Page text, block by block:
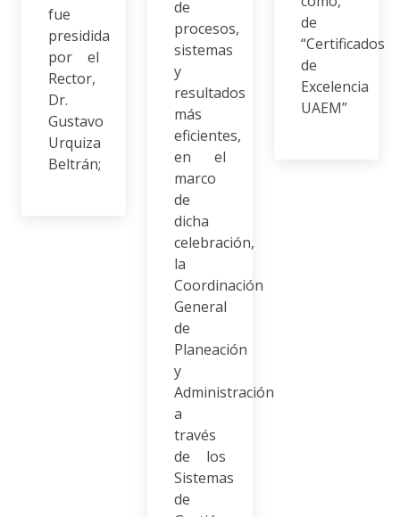
fue
presidida
por el
Rector,
Dr.
Gustavo
Urquiza
Beltrán;
de
procesos,
sistemas
y
resultados
más
eficientes,
en el
marco
de
dicha
celebración,
la
Coordinación
General
de
Planeación
y
Administración
a
través
de los
Sistemas
de
de
“Certificados
de
Excelencia
UAEM”